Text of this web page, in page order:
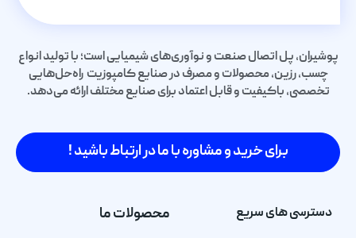
پوشیران، پل اتصال صنعت و نوآوری‌های شیمیایی است؛ با تولید انواع
چسب، رزین، محصولات و مصرف در صنایع کامپوزیت راه‌حل‌هایی
تخصصی، باکیفیت و قابل اعتماد برای صنایع مختلف ارائه می‌دهد.
برای خرید و مشاوره با ما در ارتباط باشید !
دسترسی های سریع محصولات ما